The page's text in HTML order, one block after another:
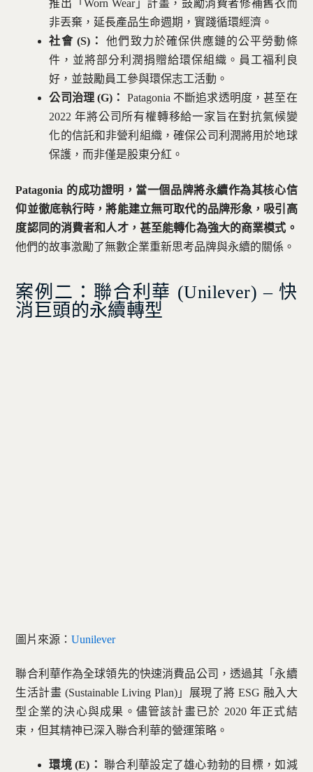
推出「Worn Wear」計畫，鼓勵消費者修補舊衣而
非丟棄，延長產品生命週期，實踐循環經濟。
社會 (S)：
他們致力於確保供應鏈的公平勞動條
件，並將部分利潤捐贈給環保組織。員工福利良
好，並鼓勵員工參與環保志工活動。
公司治理 (G)：
Patagonia 不斷追求透明度，甚至在
2022 年將公司所有權轉移給一家旨在對抗氣候變
化的信託和非營利組織，確保公司利潤將用於地球
保護，而非僅是股東分紅。
Patagonia 的成功證明，當一個品牌將永續作為其核心信
仰並徹底執行時，將能建立無可取代的品牌形象，吸引高
度認同的消費者和人才，甚至能轉化為強大的商業模式。
他們的故事激勵了無數企業重新思考品牌與永續的關係。
案例二：聯合利華 (Unilever) – 快
消巨頭的永續轉型
圖片來源：Uunilever
聯合利華作為全球領先的快速消費品公司，透過其「永續
生活計畫 (Sustainable Living Plan)」展現了將 ESG 融入大
型企業的決心與成果。儘管該計畫已於 2020 年正式結
束，但其精神已深入聯合利華的營運策略。
環境 (E)： 聯合利華設定了雄心勃勃的目標，如減